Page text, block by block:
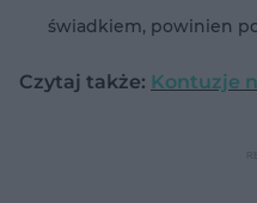
świadkiem, powinien
Czytaj także: Kontuzje